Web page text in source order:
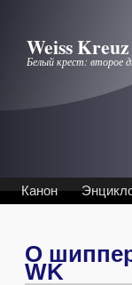
Weiss
Белый крест: второе
Канон
О
WK